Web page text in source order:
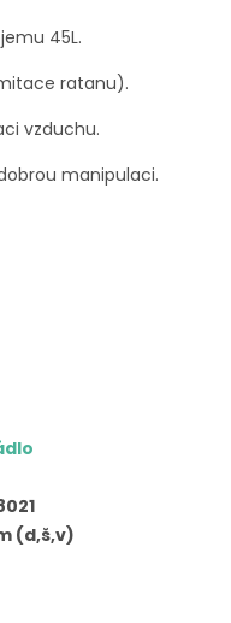
45L.
ratanu).
vzduchu.
manipulaci.
(d,š,v)